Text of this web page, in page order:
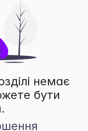
немає
бути